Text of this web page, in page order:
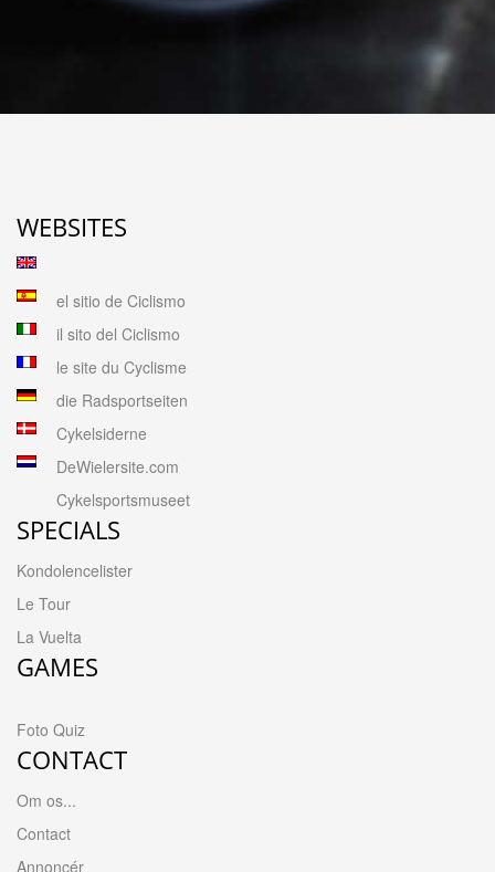
WEBSITES
el sitio de Ciclismo
il sito del Ciclismo
le site du Cyclisme
die Radsportseiten
Cykelsiderne
DeWielersite.com
Cykelsportsmuseet
SPECIALS
Kondolencelister
Le Tour
La Vuelta
GAMES
Foto Quiz
CONTACT
Om os...
Contact
Annoncér